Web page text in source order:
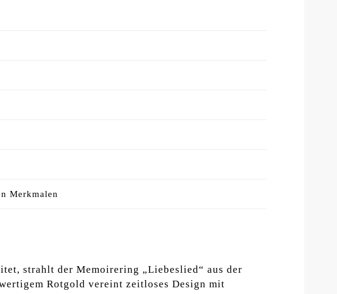
Merkmalen
strahlt der Memoirering „Liebeslied“ aus der
Rotgold vereint zeitloses Design mit